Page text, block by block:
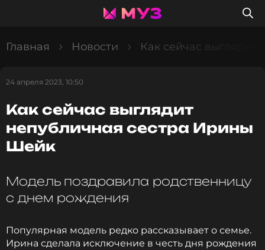
Главная Новости Как сейчас
24 апреля 2023, 10:50
Как сейчас выглядит
непубличная сестра Ирины
Шейк
Модель поздравила родственницу
с днем рождения
Популярная модель редко рассказывает о семье.
Ирина сделала исключение в честь дня рождения